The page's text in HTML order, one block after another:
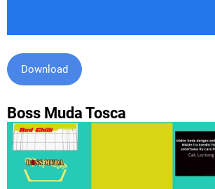
Download
Boss Muda Tosca